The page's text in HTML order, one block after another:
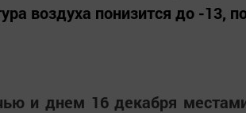
воздуха понизится до -13,
и днем 16 декабря